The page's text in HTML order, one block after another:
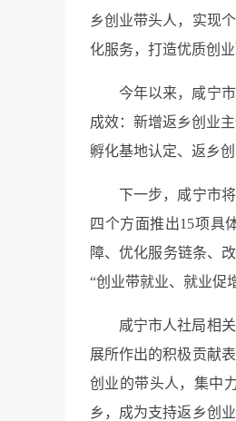
乡创业带头人，实现
化服务，打造优质创业
今年以来，咸宁
成效：新增返乡创业
孵化基地认定、返乡
下一步，咸宁市
四个方面推出15项具
障、优化服务链条、
“创业带就业、就业促
咸宁市人社局相
展所作出的积极贡献
创业的带头人，集中
乡，成为支持返乡创